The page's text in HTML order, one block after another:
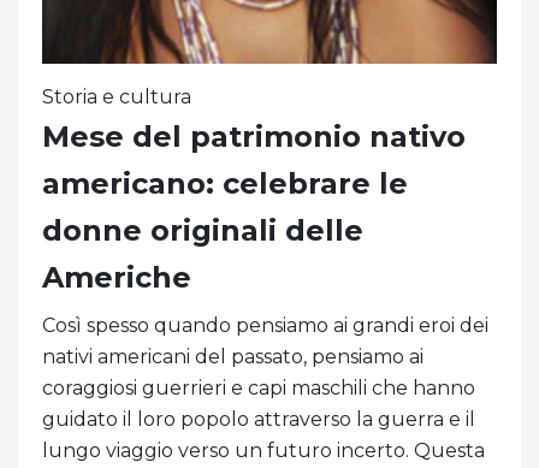
Storia e cultura
Mese del patrimonio nativo
americano: celebrare le
donne originali delle
Americhe
Così spesso quando pensiamo ai grandi eroi dei
nativi americani del passato, pensiamo ai
coraggiosi guerrieri e capi maschili che hanno
guidato il loro popolo attraverso la guerra e il
lungo viaggio verso un futuro incerto. Questa